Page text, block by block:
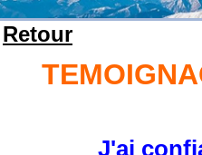
Retour
J'ai